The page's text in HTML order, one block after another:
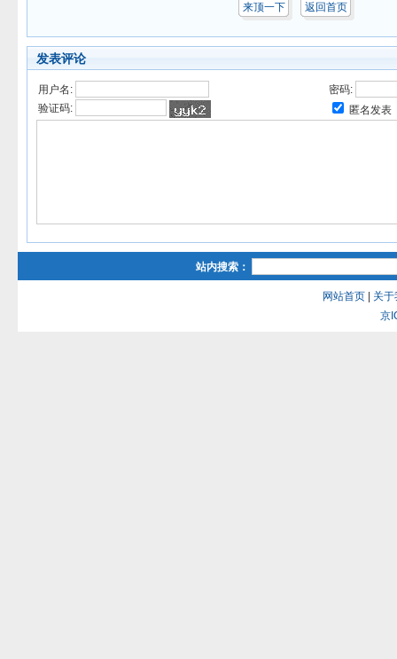
来顶一下 返回首页
发表评论
用户名:
密码:
验证码:
匿名发表
站内搜索：
网站首页
关于
京